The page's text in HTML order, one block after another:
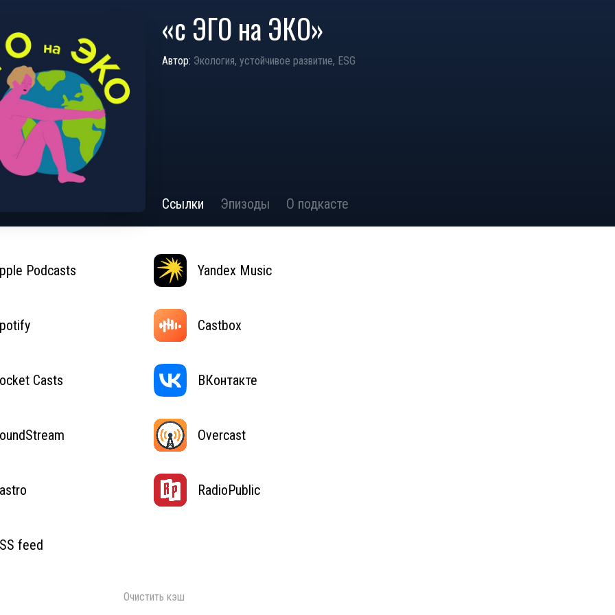
«с ЭГО на ЭКО»
Автор: Экология, устойчивое развитие, ESG
Ссылки Эпизоды О подкасте
Podcasts Yandex Music
Castbox
Casts ВКонтакте
Overcast
RadioPublic
feed
Очистить кэш